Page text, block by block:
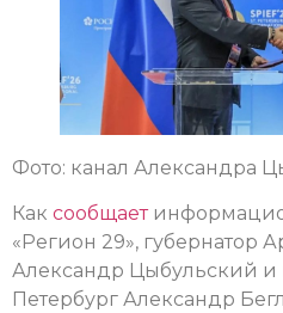
Фото: канал Александра
Как сообщает
«Регион 29», губернатор
Александр Цыбульский и
Петербург Александр